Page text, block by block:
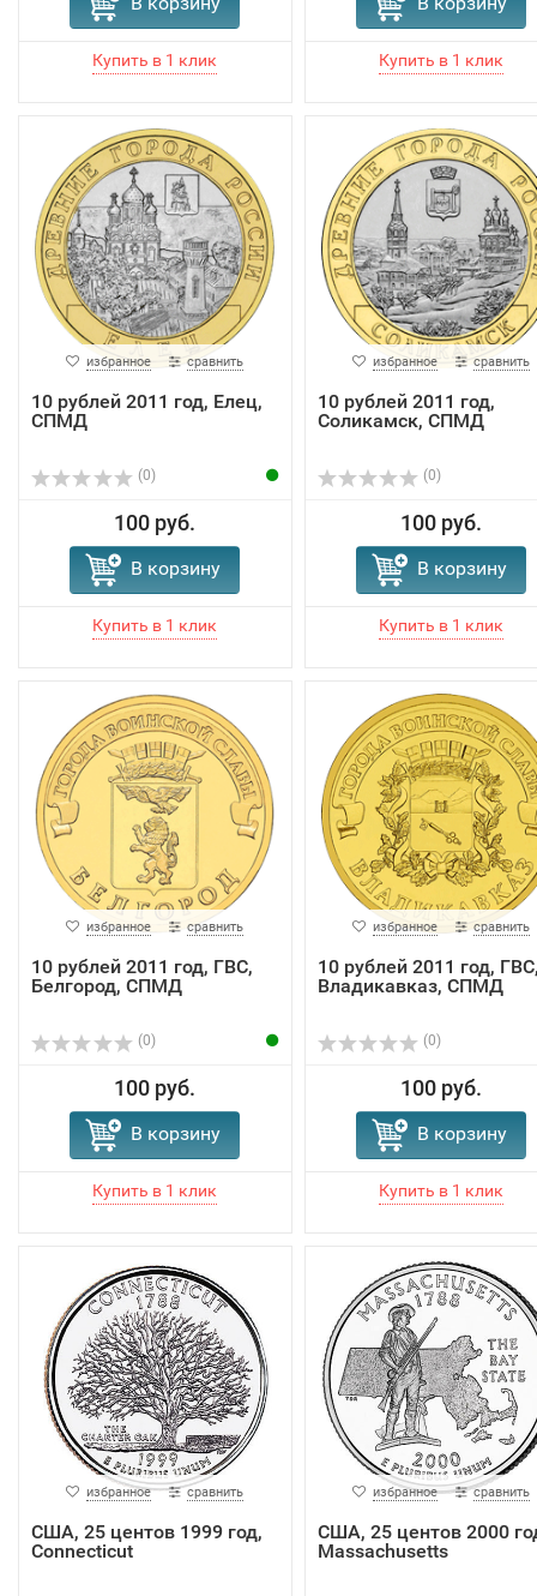
избранное сравнить
10 рублей 2011 год, Елец,
СПМД
(0)
100 руб.
В корзину
избранное сравнить
10 рублей 2011 год,
Соликамск, СПМД
(0)
100 руб.
В корзину
избранное сравнить
10 рублей 2011 год, ГВС,
Белгород, СПМД
(0)
100 руб.
В корзину
избранное сравнить
10 рублей 2011 год,
Владикавказ, СПМД
(0)
100 руб.
В корзину
избранное сравнить
США, 25 центов 1999 год,
Connecticut
избранное сравнить
США, 25 центов 2000
Massachusetts